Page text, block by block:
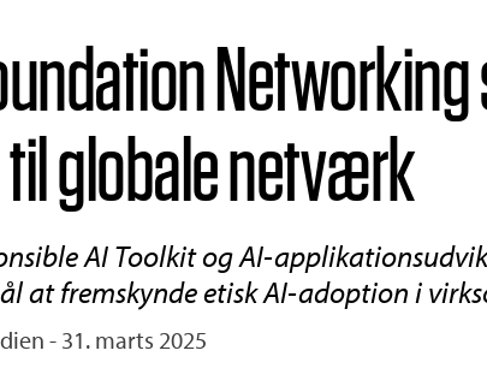
globale netværk
AI Toolkit og AI-
at fremskynde etisk AI-adoption i
- 31. marts 2025